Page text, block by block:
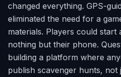
changed everything. GPS-
eliminated the need for a
materials. Players could start
nothing but their phone.
building a platform where
publish scavenger hunts,